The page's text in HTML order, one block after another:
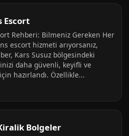
Escort
Rehberi: Bilmeniz Gereken Her
escort hizmeti arıyorsanız,
Kars Susuz bölgesindeki
daha güvenli, keyifli ve
hazırlandı. Özellikle...
Bolgeler